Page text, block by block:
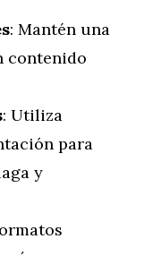
: Mantén una
contenido
: Utiliza
para
y